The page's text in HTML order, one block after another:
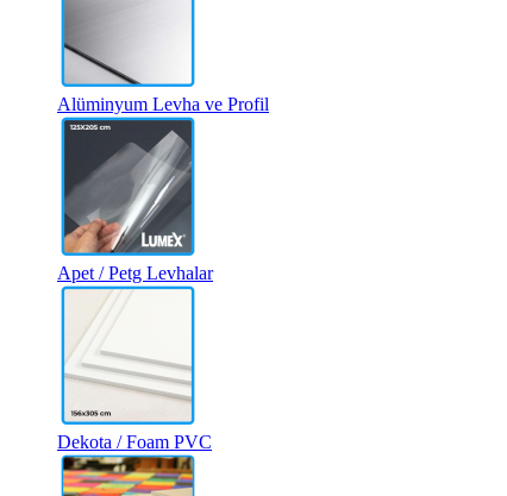
Alüminyum Levha ve Profil
Apet / Petg Levhalar
Dekota / Foam PVC